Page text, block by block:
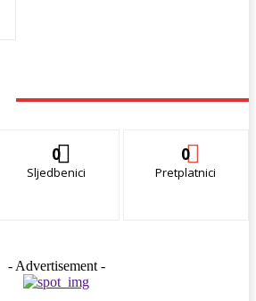
0
Sljedbenici
0
Pretplatnici
- Advertisement -